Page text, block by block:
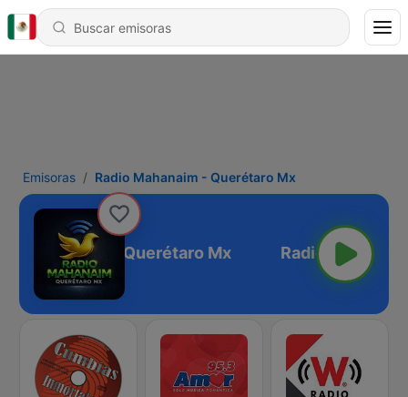
Emisoras Radio Mahanaim - Querétaro Mx
Mahanaim - Querétaro Mx